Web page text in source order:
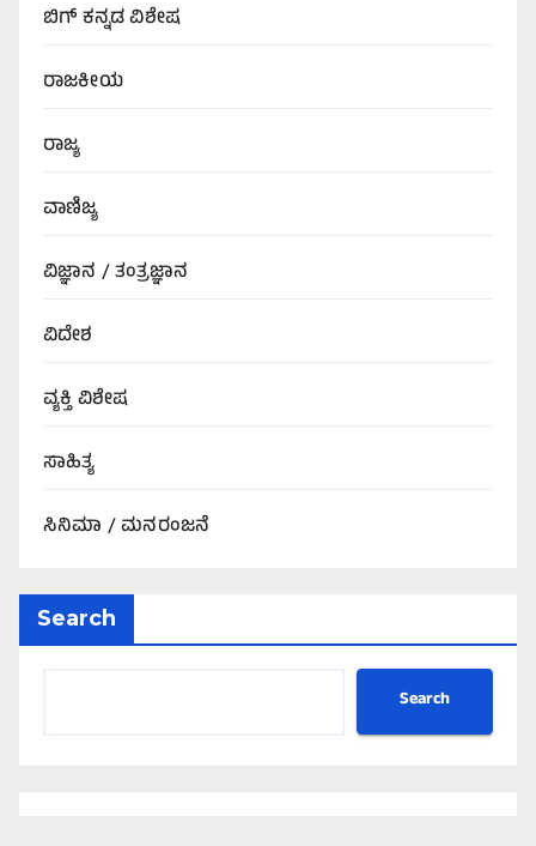
ಬಿಗ್‌ ಕನ್ನಡ ವಿಶೇಷ
ರಾಜಕೀಯ
ರಾಜ್ಯ
ವಾಣಿಜ್ಯ
ವಿಜ್ಞಾನ / ತಂತ್ರಜ್ಞಾನ
ವಿದೇಶ
ವ್ಯಕ್ತಿ ವಿಶೇಷ
ಸಾಹಿತ್ಯ
ಸಿನಿಮಾ / ಮನರಂಜನೆ
Search
Search